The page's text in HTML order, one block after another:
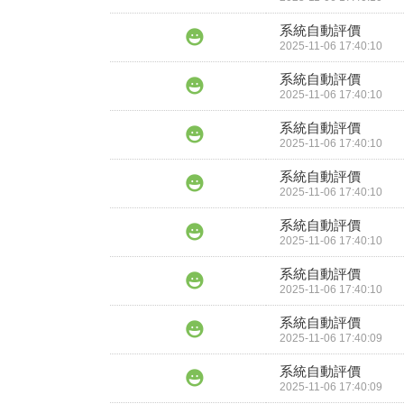
系統自動評價
2025-11-06 17:40:10
系統自動評價
2025-11-06 17:40:10
系統自動評價
2025-11-06 17:40:10
系統自動評價
2025-11-06 17:40:10
系統自動評價
2025-11-06 17:40:10
系統自動評價
2025-11-06 17:40:10
系統自動評價
2025-11-06 17:40:09
系統自動評價
2025-11-06 17:40:09